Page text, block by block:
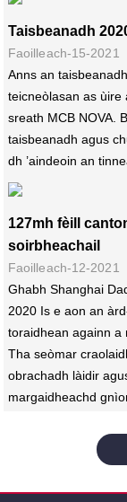
Taisbeanadh
Faoilleach-15-2021
Anns an
teicneòlasan as ùire
sreath MCB NOVA.
taisbeanadh agus
dh ’aindeoin an
127mh fèill
soirbheachail
Faoilleach-12-2021
Ghabh Shanghai
2020 Is e aon an
toraidhean againn a
Tha seòmar
obrachadh làidir
margaidheachd